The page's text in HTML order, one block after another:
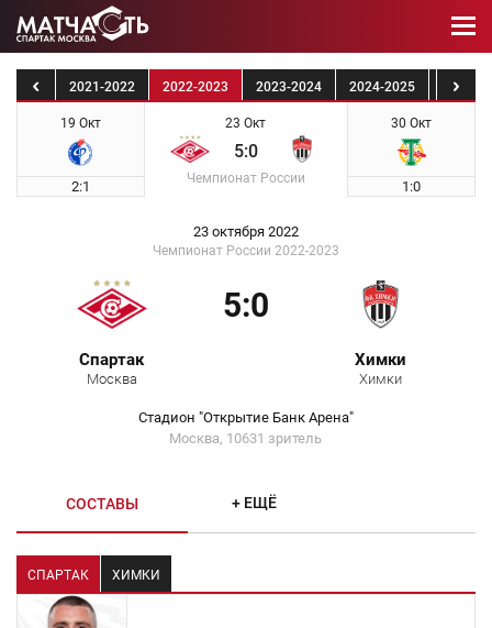
2021 2021-2022 2022-2023 2023-2024 2024-2025 2025-
19 Окт
2:1
23 Окт
5:0
Чемпионат России
30 Окт
1:0
23 октября 2022
Чемпионат России 2022-2023
Спартак
Москва
5:0
Химки
Химки
Стадион "Открытие Банк Арена"
Москва, 10631 зритель
СОСТАВЫ + ЕЩЁ
СПАРТАК ХИМКИ